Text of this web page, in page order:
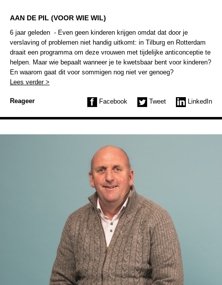
AAN DE PIL (VOOR WIE WIL)
6 jaar geleden - Even geen kinderen krijgen omdat dat door je
verslaving of problemen niet handig uitkomt: in Tilburg en Rotterdam
draait een programma om deze vrouwen met tijdelijke anticonceptie te
helpen. Maar wie bepaalt wanneer je te kwetsbaar bent voor kinderen?
En waarom gaat dit voor sommigen nog niet ver genoeg?
Lees verder >
Reageer Facebook Tweet LinkedIn